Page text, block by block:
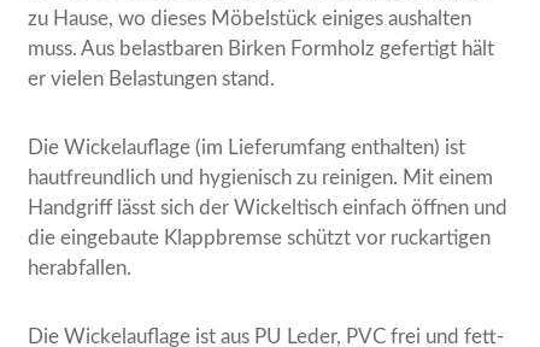
zu Hause, wo dieses Möbelstück einiges aushalten
muss. Aus belastbaren Birken Formholz gefertigt hält
er vielen Belastungen stand.
Die Wickelauflage (im Lieferumfang enthalten) ist
hautfreundlich und hygienisch zu reinigen. Mit einem
Handgriff lässt sich der Wickeltisch einfach öffnen und
die eingebaute Klappbremse schützt vor ruckartigen
herabfallen.
Die Wickelauflage ist aus PU Leder, PVC frei und fett-